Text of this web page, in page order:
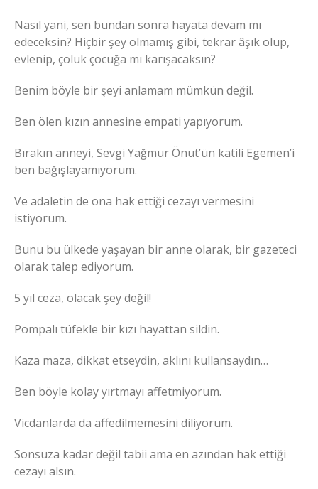
Nasıl yani, sen bundan sonra hayata devam mı
edeceksin? Hiçbir şey olmamış gibi, tekrar âşık olup,
evlenip, çoluk çocuğa mı karışacaksın?
Benim böyle bir şeyi anlamam mümkün değil.
Ben ölen kızın annesine empati yapıyorum.
Bırakın anneyi, Sevgi Yağmur Önüt’ün katili Egemen’i
ben bağışlayamıyorum.
Ve adaletin de ona hak ettiği cezayı vermesini
istiyorum.
Bunu bu ülkede yaşayan bir anne olarak, bir gazeteci
olarak talep ediyorum.
5 yıl ceza, olacak şey değil!
Pompalı tüfekle bir kızı hayattan sildin.
Kaza maza, dikkat etseydin, aklını kullansaydın…
Ben böyle kolay yırtmayı affetmiyorum.
Vicdanlarda da affedilmemesini diliyorum.
Sonsuza kadar değil tabii ama en azından hak ettiği
cezayı alsın.